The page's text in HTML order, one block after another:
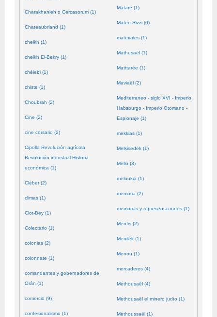
Charakhanieh o Cercasorum (1)
Chateaubriand (1)
cheikh (1)
cheikh El-Bekry (1)
chélebi (1)
chiste (1)
Choubrah (2)
Cine (2)
cine corsario (2)
Cipolla Revolución agrícola
Revolución industrial Historia
económica (1)
Cléber (2)
climas (1)
Clot-Bey (1)
Colectario (1)
colonias (2)
colonnate (1)
comandantes y gobernadores de
Orán (1)
comercio (9)
confesionalismo (1)
Mataré (1)
Mateo Rizzi (0)
materiales (1)
Mathusaël (1)
Matttarée (1)
Maviaël (2)
Mediterraneo - siglo XVI - Imperio
Habsburgo - Imperio Otomano -
Espionaje (1)
mekkias (1)
Melkisedek (1)
Mello (3)
meloukia (1)
memoria (2)
memorias y representaciones (1)
Menfis (2)
Menilék (1)
Menou (1)
mercaderes (4)
Méthousaël (4)
Méthousaël el minero judío (1)
Méthoussaël (1)